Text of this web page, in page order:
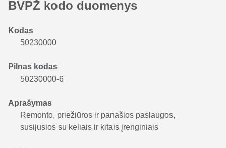
BVPŽ kodo duomenys
Kodas
50230000
Pilnas kodas
50230000-6
Aprašymas
Remonto, priežiūros ir panašios paslaugos,
susijusios su keliais ir kitais įrenginiais